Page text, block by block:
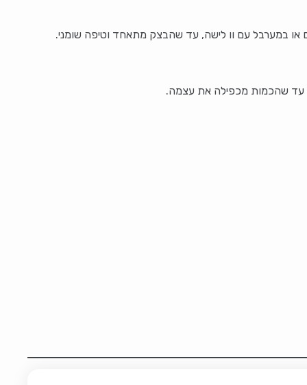
או במערבל עם וו לישה, עד שהבצק מתאחד וטיפה שומני.
עד שהכמות מכפילה את עצמה.